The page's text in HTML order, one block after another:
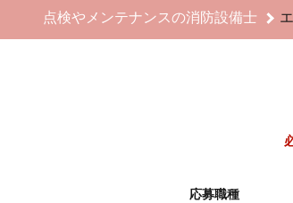
点検やメンテナンスの消防設備士
応募職種